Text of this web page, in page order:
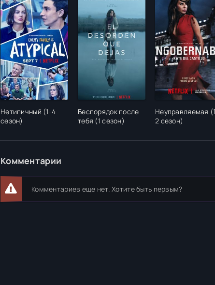
Нетипичный (1-4
сезон)
Беспорядок после
тебя (1 сезон)
Неуправляемая
2 сезон)
Комментарии
Комментариев еще нет. Хотите быть первым?